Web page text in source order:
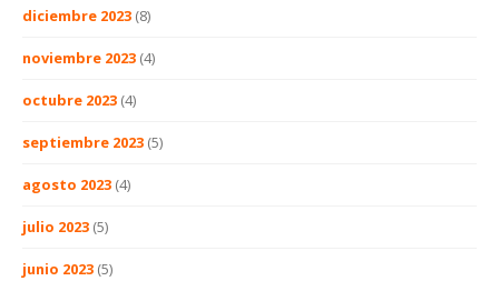
diciembre 2023 (8)
noviembre 2023 (4)
octubre 2023 (4)
septiembre 2023 (5)
agosto 2023 (4)
julio 2023 (5)
junio 2023 (5)